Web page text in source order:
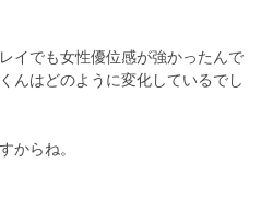
イでも女性優位感が強かったんで
んはどのように変化しているでし
からね。